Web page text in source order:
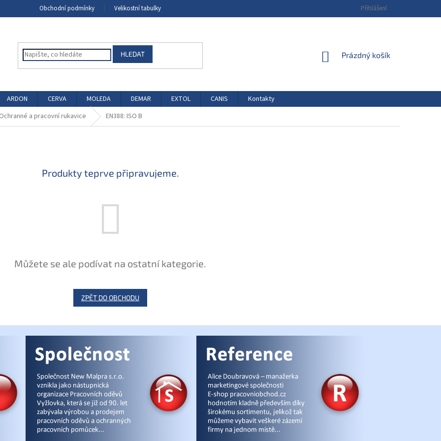
Obchodní podmínky Velikostní tabulky Přihlášení
HLEDAT
NÁKUPNÍ
Prázdný košík
ARDON CERVA MOLEDA DEMAR EXTOL CANIS
Kontakty
Ochranné a pracovní rukavice EN388: ISO B
Produkty teprve připravujeme.
Můžete se ale podívat na ostatní kategorie.
ZPĚT DO OBCHODU